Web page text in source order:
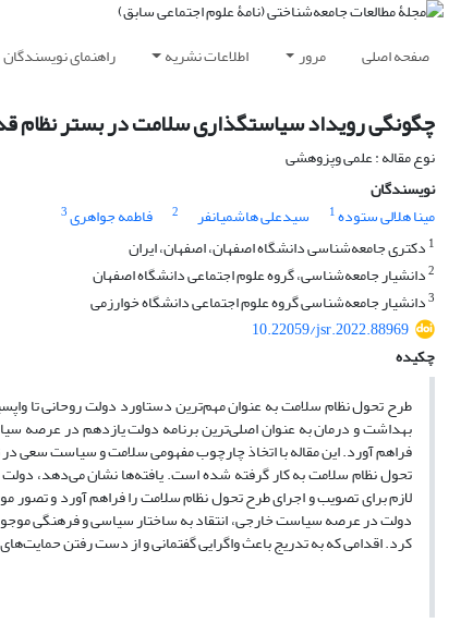
صفحه اصلی مرور اطلاعات نشریه راهنمای نویسندگان
چگونگی رویداد سیاستگذاری سلامت در بستر نظام
نوع مقاله : علمی وپزوهشی
نویسندگان
مینا هلالی ستوده1 سیدعلی هاشمیانفر 2 فاطمه جواهری3
1 دکتری جامعه‌شناسی دانشگاه اصفهان، اصفهان، ایران
2دانشیار جامعه‌شناسی، گروه علوم اجتماعی دانشگاه اصفهان
3دانشیار جامعه‌شناسی گروه علوم اجتماعی دانشگاه خوارزمی
10.22059/jsr.2022.88969
چکیده
طرح تحول نظام سلامت به عنوان مهم‌ترین دستاورد دولت روحانی تا
بهداشت و درمان به عنوان اصلی‌ترین برنامه دولت یازدهم در عرصه
فراهم آورد. این مقاله با اتخاذ چارچوب مفهومی سلامت و سیاست سعی
تحول نظام سلامت به کار گرفته شده است. یافته‌ها نشان می‌دهد،
لازم برای تصویب و اجرای طرح تحول نظام سلامت را فراهم آورد و تصور
دولت در عرصه سیاست خارجی، انتقاد به ساختار سیاسی و فرهنگی
کرد. اقدامی که به تدریج باعث واگرایی گفتمانی و از دست رفتن